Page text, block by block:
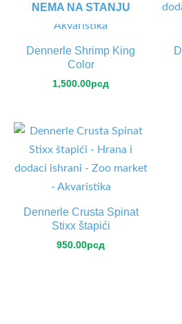
NEMA NA STANJU
Dennerle Shrimp King
Color
1,500.00рсд
Dennerle Crusta Spinat
Stixx štapići
950.00рсд